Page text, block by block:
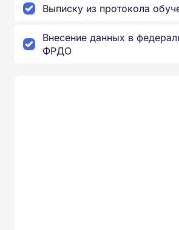
Выписку из протокола
Внесение данных в
ФРДО